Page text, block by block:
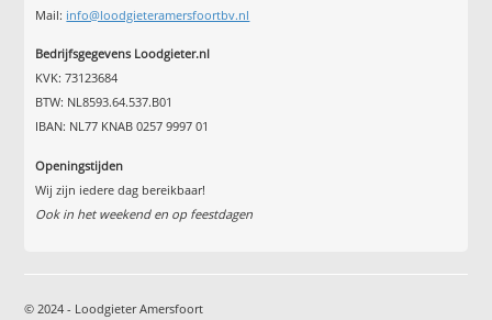
Mail: info@loodgieteramersfoortbv.nl
Bedrijfsgegevens Loodgieter.nl
KVK: 73123684
BTW: NL8593.64.537.B01
IBAN: NL77 KNAB 0257 9997 01
Openingstijden
Wij zijn iedere dag bereikbaar!
Ook in het weekend en op feestdagen
© 2024 - Loodgieter Amersfoort